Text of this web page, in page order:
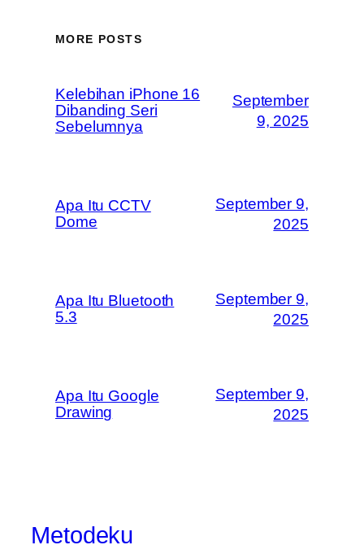
MORE POSTS
Kelebihan iPhone 16
Dibanding Seri
Sebelumnya
September
9, 2025
Apa Itu CCTV
Dome
September 9,
2025
Apa Itu Bluetooth
5.3
September 9,
2025
Apa Itu Google
Drawing
September 9,
2025
Metodeku